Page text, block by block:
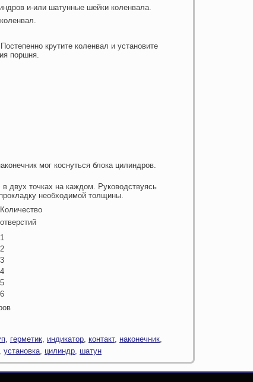
и-или шатунные шейки коленвала.
крутите коленвал и установите
поршня.
мог коснуться блока цилиндров.
двух точках на каждом. Руководствуясь
необходимой толщины.
Количество
отверстий
1
2
3
4
5
6
, герметик, индикатор, контакт, наконечник,
установка, цилиндр, шатун